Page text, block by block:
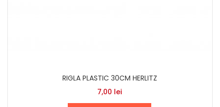
RIGLA PLASTIC 30CM HERLITZ
7,00 lei